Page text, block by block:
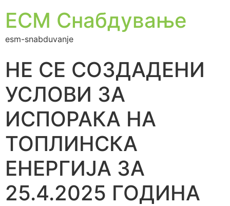
ЕСМ Снабдување
esm-snabduvanje
НЕ СЕ СОЗДАДЕНИ
УСЛОВИ ЗА
ИСПОРАКА НА
ТОПЛИНСКА
ЕНЕРГИЈА ЗА
25.4.2025 ГОДИНА